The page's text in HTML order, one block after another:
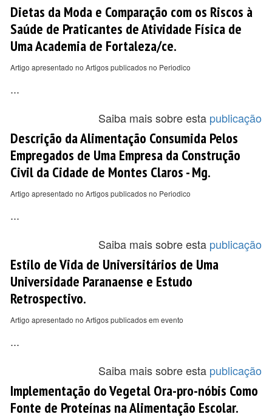
Dietas da Moda e Comparação com os Riscos à
Saúde de Praticantes de Atividade Física de
Uma Academia de Fortaleza/ce.
Artigo apresentado no Artigos publicados no Periodico
...
Saiba mais sobre esta publicação
Descrição da Alimentação Consumida Pelos
Empregados de Uma Empresa da Construção
Civil da Cidade de Montes Claros - Mg.
Artigo apresentado no Artigos publicados no Periodico
...
Saiba mais sobre esta publicação
Estilo de Vida de Universitários de Uma
Universidade Paranaense e Estudo
Retrospectivo.
Artigo apresentado no Artigos publicados em evento
...
Saiba mais sobre esta publicação
Implementação do Vegetal Ora-pro-nóbis Como
Fonte de Proteínas na Alimentação Escolar.